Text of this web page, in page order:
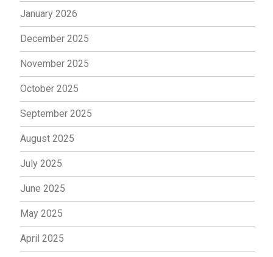
January 2026
December 2025
November 2025
October 2025
September 2025
August 2025
July 2025
June 2025
May 2025
April 2025